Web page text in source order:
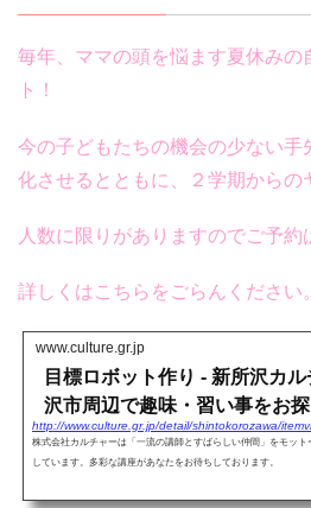
毎年、ママの頭を悩ます夏休みの
ト！
今の子どもたちの機会の少ない手
化させるとともに、２学期からの
人数に限りがありますのでご予約
詳しくはこちらをごらんください。
www.culture.gr.jp
目標ロボット作り - 新所沢カ
沢市周辺で趣味・習い事をお
http://www.culture.gr.jp/detail/shintokorozawa/
株式会社カルチャーは「一流の講師とすばらしい仲間」をモッ
しています。多彩な講座があなたをお待ちしております。